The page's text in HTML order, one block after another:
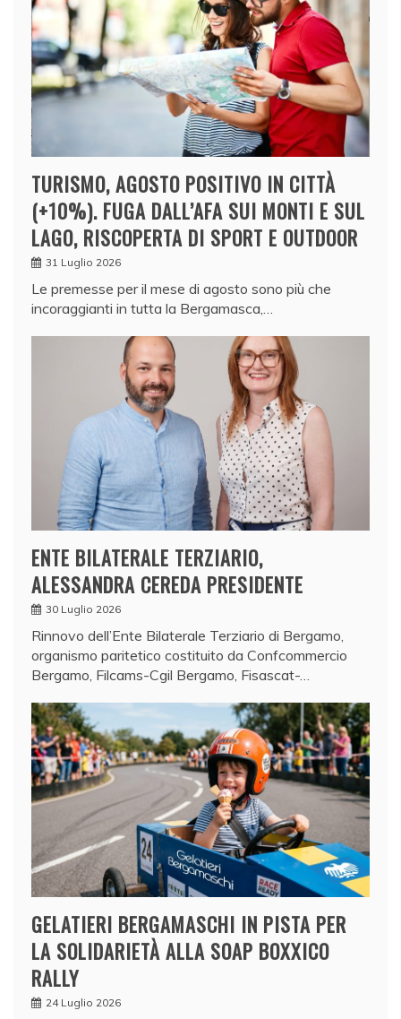
TURISMO, AGOSTO POSITIVO IN CITTÀ
(+10%). FUGA DALL’AFA SUI MONTI E SUL
LAGO, RISCOPERTA DI SPORT E OUTDOOR
31 Luglio 2026
Le premesse per il mese di agosto sono più che
incoraggianti in tutta la Bergamasca,…
ENTE BILATERALE TERZIARIO,
ALESSANDRA CEREDA PRESIDENTE
30 Luglio 2026
Rinnovo dell’Ente Bilaterale Terziario di Bergamo,
organismo paritetico costituito da Confcommercio
Bergamo, Filcams-Cgil Bergamo, Fisascat-…
GELATIERI BERGAMASCHI IN PISTA PER
LA SOLIDARIETÀ ALLA SOAP BOXXICO
RALLY
24 Luglio 2026